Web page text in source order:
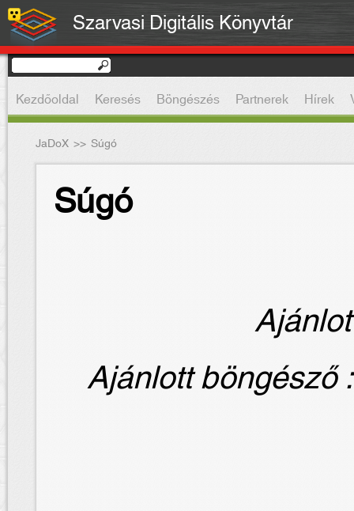
Szarvasi Digitális Könyvtár
Kezdőoldal Keresés Böngészés Partnerek Hírek
JaDoX >> Súgó
Súgó
Ajánlott böngésző